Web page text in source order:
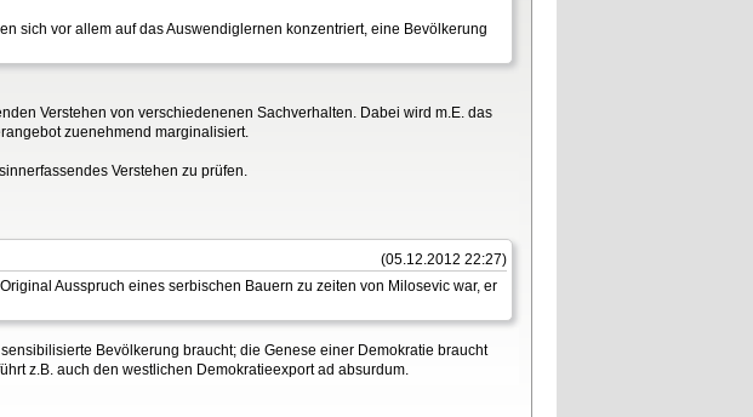
sich vor allem auf das Auswendiglernen konzentriert, eine Bevölkerung
Verstehen von verschiedenenen Sachverhalten. Dabei wird m.E. das
zuenehmend marginalisiert.
Verstehen zu prüfen.
(05.12.2012 22:27)
Ausspruch eines serbischen Bauern zu zeiten von Milosevic war, er
Bevölkerung braucht; die Genese einer Demokratie braucht
z.B. auch den westlichen Demokratieexport ad absurdum.